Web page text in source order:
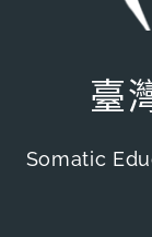
臺
Somatic